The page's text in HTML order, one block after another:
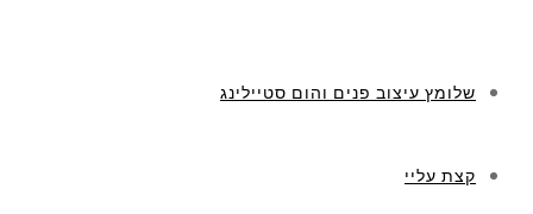
שלומץ עיצוב פנים והום סטיילינג
קצת עליי